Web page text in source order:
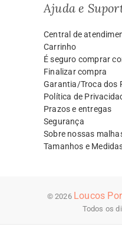
Ajuda e
Central de
Carrinho
É seguro comprar
Finalizar compra
Garantia/Troca dos
Política de
Prazos e entregas
Segurança
Sobre nossas
Tamanhos e
© 2026 Loucos
Todos os